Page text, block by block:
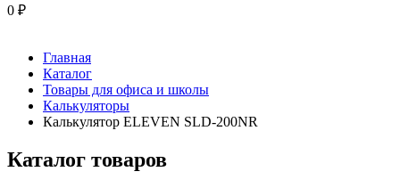
0 ₽
Главная
Каталог
Товары для офиса и школы
Калькуляторы
Калькулятор ELEVEN SLD-200NR
Каталог товаров